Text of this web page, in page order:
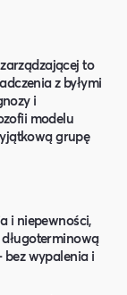
to
z byłymi
i
modelu
grupę
i niepewności,
bez wypalenia i